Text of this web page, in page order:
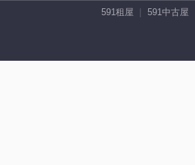
591租屋 591中古屋